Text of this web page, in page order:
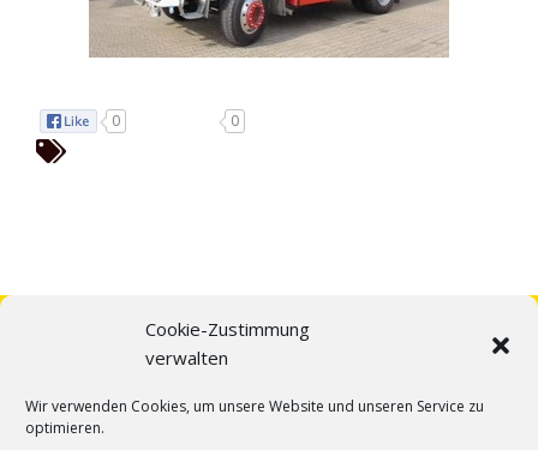
Cookie-Zustimmung
verwalten
Wir verwenden Cookies, um unsere Website und unseren Service zu
optimieren.
0 0